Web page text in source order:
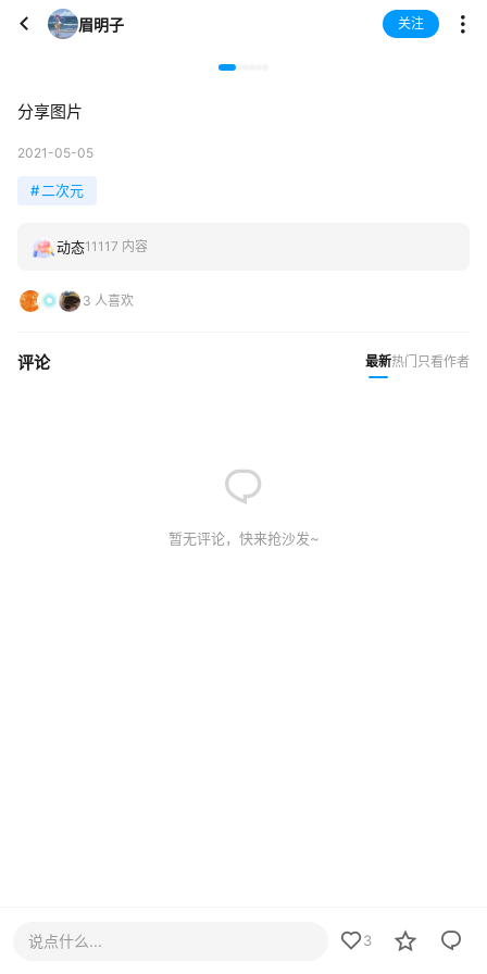
眉明子 关注
分享图片
2021-05-05
#二次元
动态11117 内容
3 人喜欢
评论 最新热门 只看作者
暂无评论，快来抢沙发~
说点什么... 3